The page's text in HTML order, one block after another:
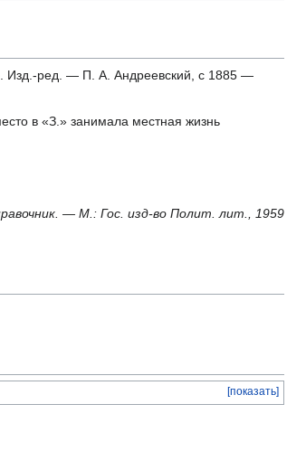
Изд.-ред. — П. А. Андреевский, с 1885 —
в «З.» занимала местная жизнь
— М.: Гос. изд-во Полит. лит., 1959
[показать]